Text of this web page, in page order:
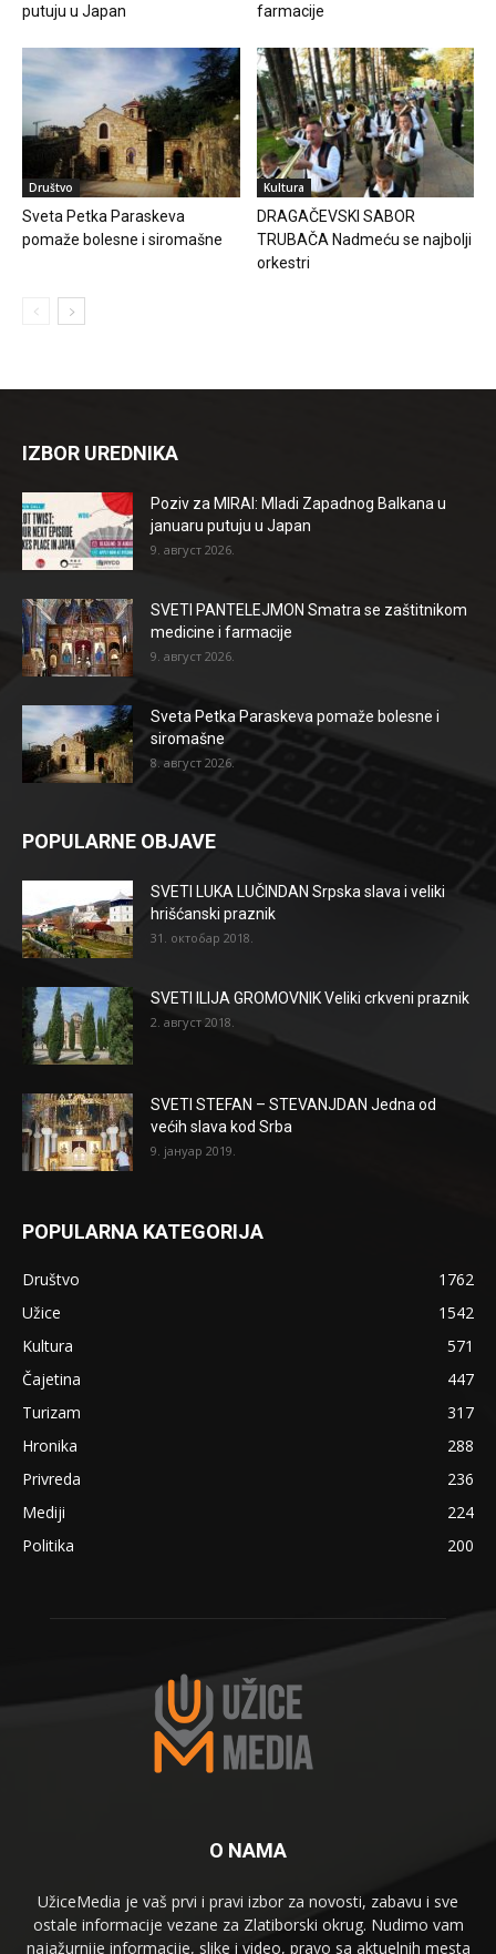
putuju u Japan
farmacije
Društvo
Sveta Petka Paraskeva
pomaže bolesne i siromašne
Kultura
DRAGAČEVSKI SABOR
TRUBAČA Nadmeću se najbolji
orkestri
IZBOR UREDNIKA
Poziv za MIRAI: Mladi Zapadnog Balkana u
januaru putuju u Japan
9. август 2026.
SVETI PANTELEJMON Smatra se zaštitnikom
medicine i farmacije
9. август 2026.
Sveta Petka Paraskeva pomaže bolesne i
siromašne
8. август 2026.
POPULARNE OBJAVE
SVETI LUKA LUČINDAN Srpska slava i veliki
hrišćanski praznik
31. октобар 2018.
SVETI ILIJA GROMOVNIK Veliki crkveni praznik
2. август 2018.
SVETI STEFAN – STEVANJDAN Jedna od
većih slava kod Srba
9. јануар 2019.
POPULARNA KATEGORIJA
Društvo
1762
Užice
1542
Kultura
571
Čajetina
447
Turizam
317
Hronika
288
Privreda
236
Mediji
224
Politika
200
O NAMA
UžiceMedia je vaš prvi i pravi izbor za novosti, zabavu i sve
ostale informacije vezane za Zlatiborski okrug. Nudimo vam
najažurnije informacije, slike i video, pravo sa aktuelnih mesta